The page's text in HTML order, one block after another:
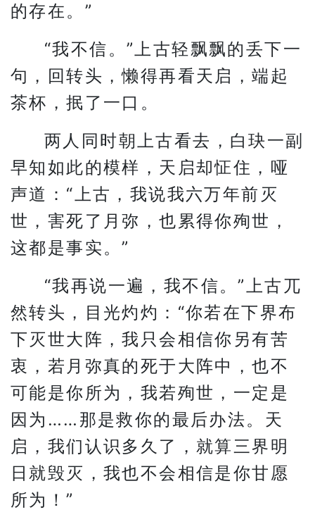
的存在。”
“我不信。”上古轻飘飘的丢下一
句，回转头，懒得再看天启，端起
茶杯，抿了一口。
两人同时朝上古看去，白玦一副
早知如此的模样，天启却怔住，哑
声道：“上古，我说我六万年前灭
世，害死了月弥，也累得你殉世，
这都是事实。”
“我再说一遍，我不信。”上古兀
然转头，目光灼灼：“你若在下界布
下灭世大阵，我只会相信你另有苦
衷，若月弥真的死于大阵中，也不
可能是你所为，我若殉世，一定是
因为……那是救你的最后办法。天
启，我们认识多久了，就算三界明
日就毁灭，我也不会相信是你甘愿
所为！”